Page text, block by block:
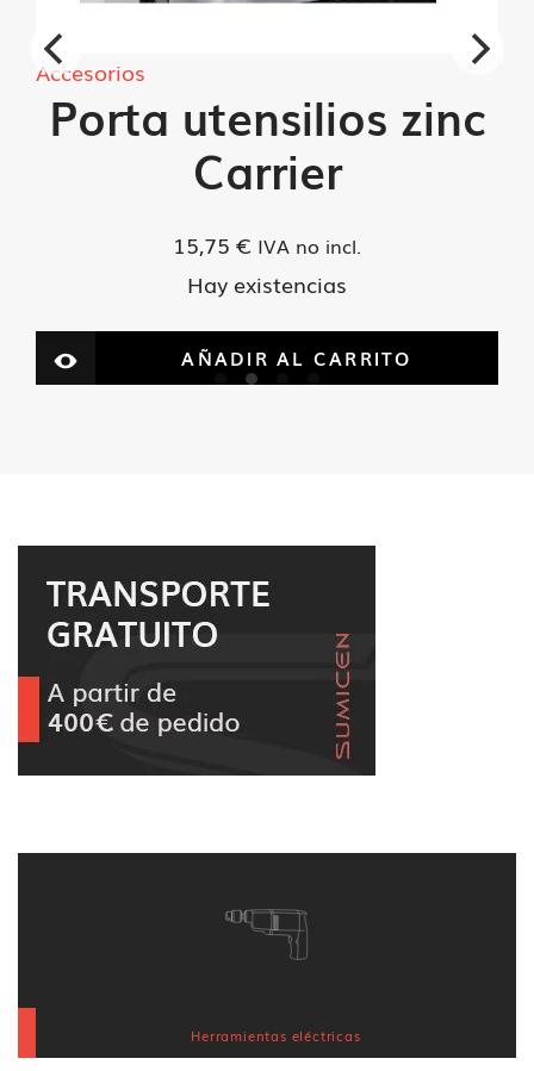
Accesorios
Porta utensilios zinc
Carrier
15,75 € IVA no incl.
Hay existencias
AÑADIR AL CARRITO
Herramientas eléctricas